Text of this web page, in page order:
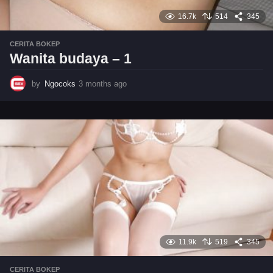
16.7k 514 345
CERITA BOKEP
Wanita budaya – 1
by Ngocoks 3 months ago
n
t
h
o
11.9k 519 345
CERITA BOKEP